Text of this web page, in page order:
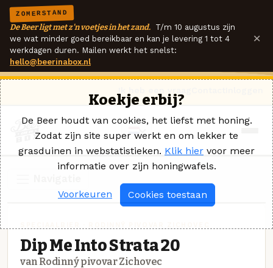
ZOMERSTAND
De Beer ligt met z'n voetjes in het zand. T/m 10 augustus zijn
we wat minder goed bereikbaar en kan je levering 1 tot 4
werkdagen duren. Mailen werkt het snelst:
hello@beerinabox.nl
×
Dip Me Into Strata 20
van Rodinný pivovar Zichovec
Koekje erbij?
De Beer houdt van cookies, het liefst met honing.
Zodat zijn site super werkt en om lekker te
grasduinen in webstatistieken. Klik hier voor meer
informatie over zijn honingwafels.
Voorkeuren Cookies toestaan